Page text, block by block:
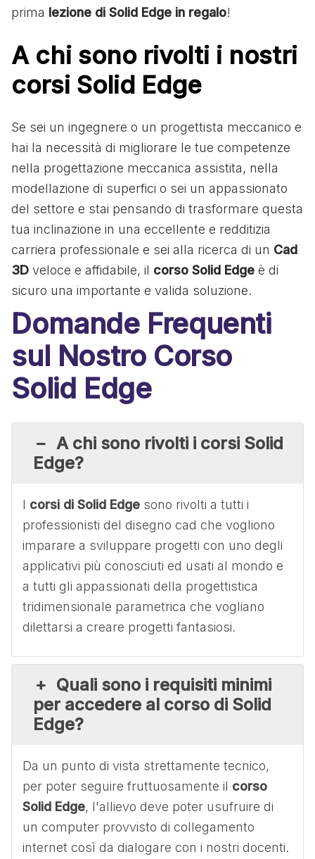
prima lezione di Solid Edge in regalo!
A chi sono rivolti i nostri
corsi Solid Edge
Se sei un ingegnere o un progettista meccanico e
hai la necessità di migliorare le tue competenze
nella progettazione meccanica assistita, nella
modellazione di superfici o sei un appassionato
del settore e stai pensando di trasformare questa
tua inclinazione in una eccellente e redditizia
carriera professionale e sei alla ricerca di un Cad
3D veloce e affidabile, il corso Solid Edge è di
sicuro una importante e valida soluzione.
Domande Frequenti
sul Nostro Corso
Solid Edge
A chi sono rivolti i corsi Solid
Edge?
I corsi di Solid Edge sono rivolti a tutti i
professionisti del disegno cad che vogliono
imparare a sviluppare progetti con uno degli
applicativi più conosciuti ed usati al mondo e
a tutti gli appassionati della progettistica
tridimensionale parametrica che vogliano
dilettarsi a creare progetti fantasiosi.
Quali sono i requisiti minimi
per accedere al corso di Solid
Edge?
Da un punto di vista strettamente tecnico,
per poter seguire fruttuosamente il corso
Solid Edge, l'allievo deve poter usufruire di
un computer provvisto di collegamento
internet così da dialogare con i nostri docenti.